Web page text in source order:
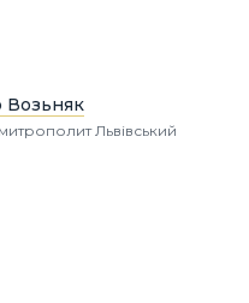
Возьняк
Львівський